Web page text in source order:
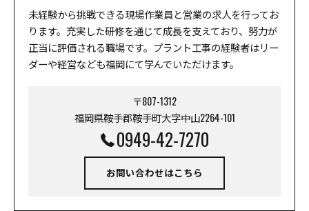
未経験から挑戦できる現場作業員と営業の求人を行ってお
ります。充実した研修を通じて成長を支えており、努力が
正当に評価される職場です。プラント工事の経験者はリー
ダーや経営なども福岡にて学んでいただけます。
〒807-1312
福岡県鞍手郡鞍手町大字中山2264-101
0949-42-7270
お問い合わせはこちら